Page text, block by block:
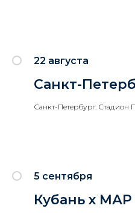
22 августа
Санкт-
Санкт-Петербург. Стадион
5 сентября
Кубань х МАР